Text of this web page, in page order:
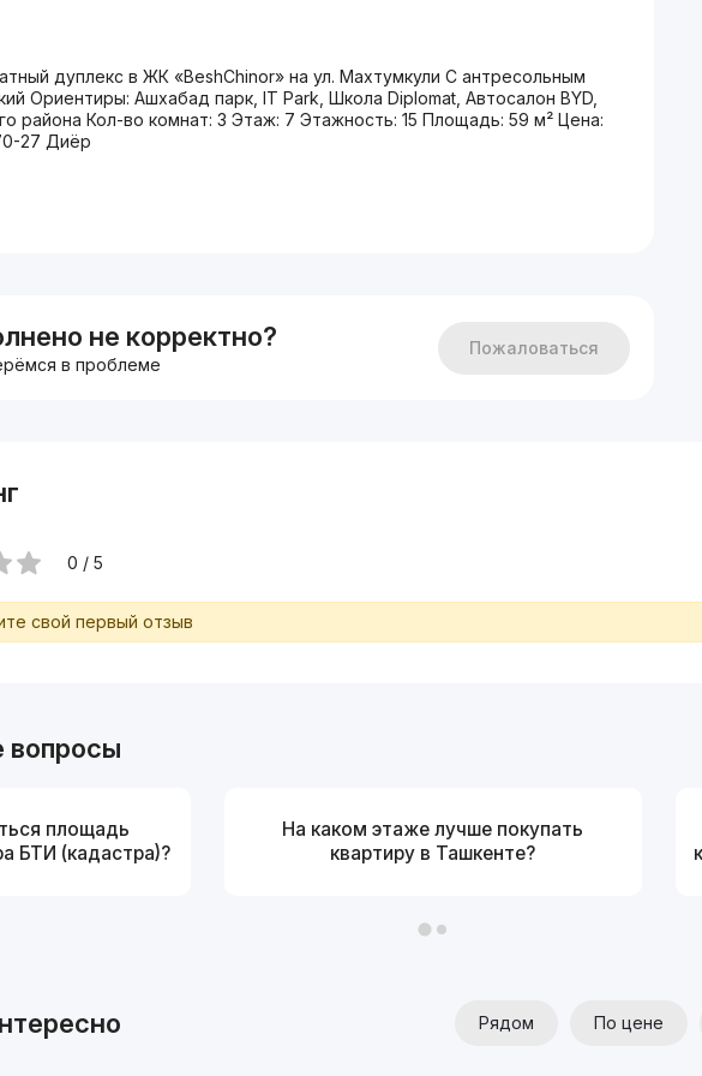
дуплекс в ЖК «BeshChinor» на ул. Махтумкули С антресольным
Ориентиры: Ашхабад парк, IT Park, Школа Diplomat, Автосалон BYD,
района Кол-во комнат: 3 Этаж: 7 Этажность: 15 Площадь: 59 м² Цена:
27 Диёр
не корректно?
в проблеме
Пожаловаться
0 / 5
свой первый отзыв
вопросы
площадь
БТИ (кадастра)?
На каком этаже лучше покупать
квартиру в Ташкенте?
Рядом По цене